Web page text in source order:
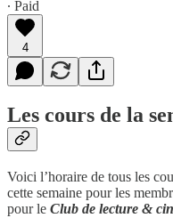
∙ Paid
4
Les cours de la
Voici l’horaire de tous les
cette semaine pour les
pour le Club de lecture &